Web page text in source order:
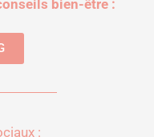
bien-être :
: